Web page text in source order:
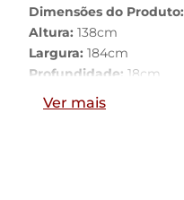
Dimensões do Produto:
Altura: 138cm
Largura: 184cm
Profundidade: 18cm
Largura Para Colchão:
Ver mais